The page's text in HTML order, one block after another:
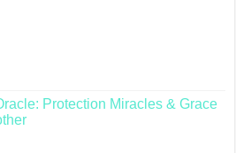
Protection Miracles & Grace